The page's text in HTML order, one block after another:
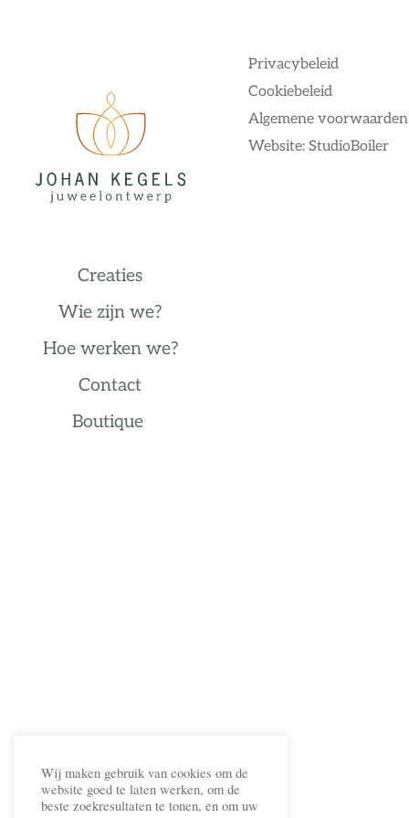
Creaties
Wie zijn we?
Hoe werken we?
Contact
Boutique
Privacybeleid
Cookiebeleid
Algemene voorwaarden
Website: StudioBoiler
Wij maken gebruik van cookies om de
website goed te laten werken, om de
beste zoekresultaten te tonen, en om uw